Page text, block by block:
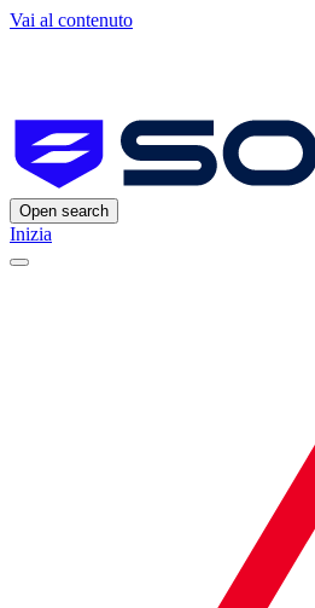
Vai al contenuto
Open search
Inizia